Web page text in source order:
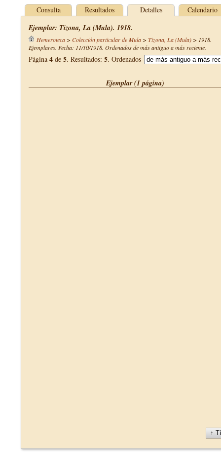
Consulta Resultados Detalles Calendario
Ejemplar: Tizona, La (Mula). 1918.
Hemeroteca> Colección particular de Mula> Tizona, La (Mula)> 1918.
Ejemplares. Fecha: 11/10/1918. Ordenados de más antiguo a más reciente.
Página 4 de 5. Resultados: 5. Ordenados
Ejemplar (1 página)